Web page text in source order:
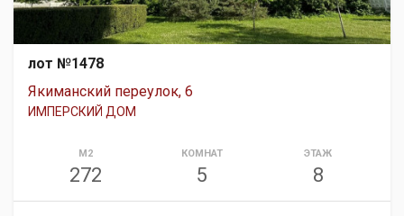
лот №1478
Якиманский переулок, 6
ИМПЕРСКИЙ ДОМ
М2
272
КОМНАТ
5
ЭТАЖ
8